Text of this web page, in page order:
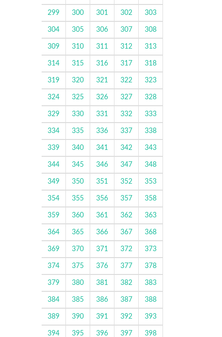
299 300 301 302 303
304 305 306 307 308
309 310 311 312 313
314 315 316 317 318
319 320 321 322 323
324 325 326 327 328
329 330 331 332 333
334 335 336 337 338
339 340 341 342 343
344 345 346 347 348
349 350 351 352 353
354 355 356 357 358
359 360 361 362 363
364 365 366 367 368
369 370 371 372 373
374 375 376 377 378
379 380 381 382 383
384 385 386 387 388
389 390 391 392 393
394 395 396 397 398